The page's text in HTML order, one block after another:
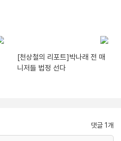
[천상철의 리포트]박나래 전 매
니저들 법정 선다
댓글 1개